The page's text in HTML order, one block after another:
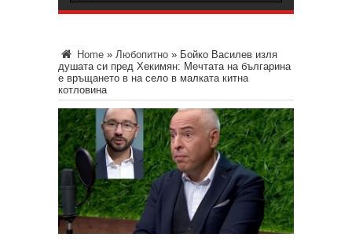
Home » Любопитно » Бойко Василев изля
душата си пред Хекимян: Мечтата на българина
е връщането в на село в малката китна
котловина